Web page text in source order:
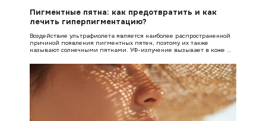
Пигментные пятна: как предотвратить и как
лечить гиперпигментацию?
Воздействие ультрафиолета является наиболее распространенной
причиной появления пигментных пятен, поэтому их также
называют солнечными пятнами. УФ-излучение вызывает в коже …